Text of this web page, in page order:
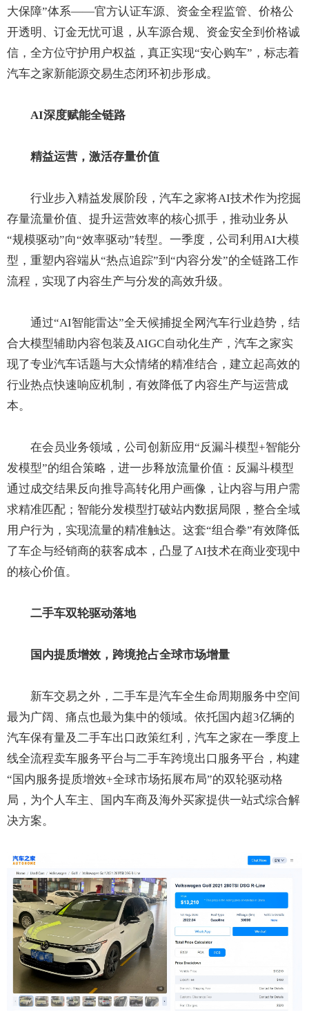
大保障”体系——官方认证车源、资金全程监管、价格公
开透明、订金无忧可退，从车源合规、资金安全到价格诚
信，全方位守护用户权益，真正实现“安心购车”，标志着
汽车之家新能源交易生态闭环初步形成。
AI深度赋能全链路
精益运营，激活存量价值
行业步入精益发展阶段，汽车之家将AI技术作为挖掘
存量流量价值、提升运营效率的核心抓手，推动业务从
“规模驱动”向“效率驱动”转型。一季度，公司利用AI大模
型，重塑内容端从“热点追踪”到“内容分发”的全链路工作
流程，实现了内容生产与分发的高效升级。
通过“AI智能雷达”全天候捕捉全网汽车行业趋势，结
合大模型辅助内容包装及AIGC自动化生产，汽车之家实
现了专业汽车话题与大众情绪的精准结合，建立起高效的
行业热点快速响应机制，有效降低了内容生产与运营成
本。
在会员业务领域，公司创新应用“反漏斗模型+智能分
发模型”的组合策略，进一步释放流量价值：反漏斗模型
通过成交结果反向推导高转化用户画像，让内容与用户需
求精准匹配；智能分发模型打破站内数据局限，整合全域
用户行为，实现流量的精准触达。这套“组合拳”有效降低
了车企与经销商的获客成本，凸显了AI技术在商业变现中
的核心价值。
二手车双轮驱动落地
国内提质增效，跨境抢占全球市场增量
新车交易之外，二手车是汽车全生命周期服务中空间
最为广阔、痛点也最为集中的领域。依托国内超3亿辆的
汽车保有量及二手车出口政策红利，汽车之家在一季度上
线全流程卖车服务平台与二手车跨境出口服务平台，构建
“国内服务提质增效+全球市场拓展布局”的双轮驱动格
局，为个人车主、国内车商及海外买家提供一站式综合解
决方案。